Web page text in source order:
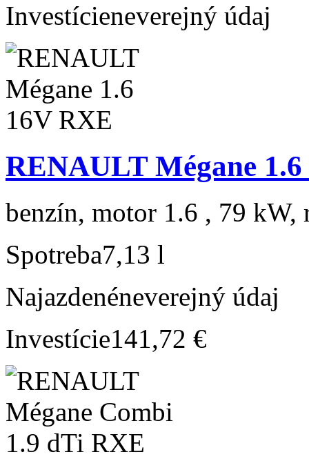
Investícieneverejný údaj
RENAULT Mégane
benzín, motor 1.6 , 79 kW,
Spotreba7,13 l
Najazdenéneverejný údaj
Investície141,72 €